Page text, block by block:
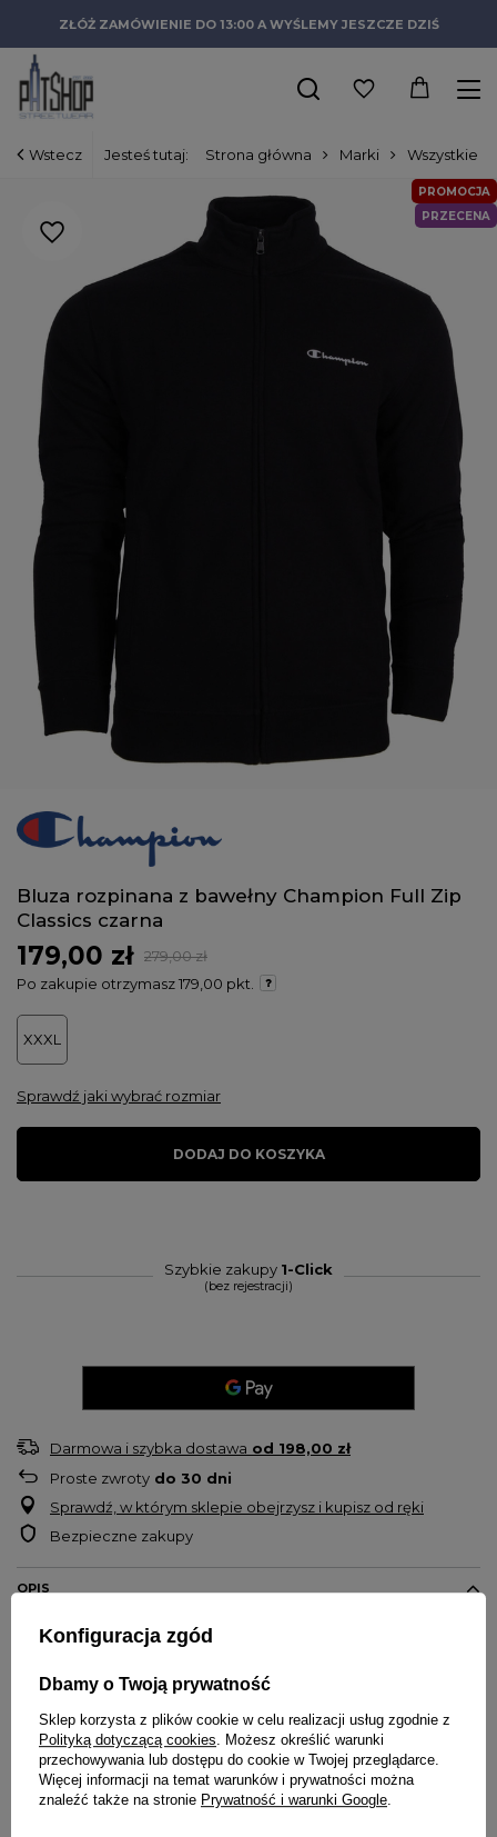
ZŁÓŻ ZAMÓWIENIE DO 13:00 A WYŚLEMY JESZCZE DZIŚ
Wstecz Jesteś tutaj: Strona główna Marki Wszystkie
PROMOCJA
PRZECENA
Bluza rozpinana z bawełny Champion Full Zip
Classics czarna
179,00 zł
279,00 zł
Po zakupie otrzymasz179,00 pkt.
XXXL
Sprawdź jaki wybrać rozmiar
DODAJ DO KOSZYKA
Szybkie zakupy 1-Click
(bez rejestracji)
Darmowa i szybka dostawa od 198,00 zł
Proste zwroty do 30 dni
Sprawdź, w którym sklepie obejrzysz i kupisz od ręki
Bezpieczne zakupy
OPIS
Męska rozpinana bluza marki
Rękawy oraz dół bluzy zakończony ściągaczami
Materiał 95% bawełna 5% elastan
SZCZEGÓŁY PRODUKTU
Konfiguracja zgód
Dbamy o Twoją prywatność
Sklep korzysta z plików cookie w celu realizacji usług zgodnie z
Polityką dotyczącą cookies . Możesz określić warunki
przechowywania lub dostępu do cookie w Twojej przeglądarce.
Więcej informacji na temat warunków i prywatności można
znaleźć także na stronie Prywatność i warunki Google